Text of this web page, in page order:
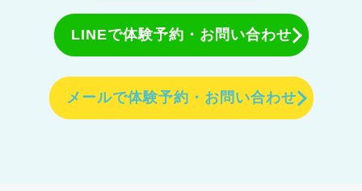
LINEで体験予約・お問い合わせ
メールで体験予約・お問い合わせ